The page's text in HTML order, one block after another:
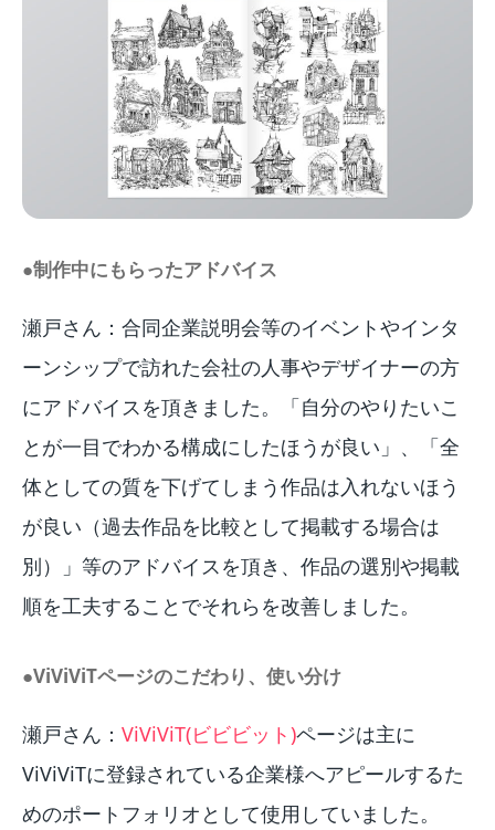
●制作中にもらったアドバイス
瀬戸さん：合同企業説明会等のイベントやインタ
ーンシップで訪れた会社の人事やデザイナーの方
にアドバイスを頂きました。「自分のやりたいこ
とが一目でわかる構成にしたほうが良い」、「全
体としての質を下げてしまう作品は入れないほう
が良い（過去作品を比較として掲載する場合は
別）」等のアドバイスを頂き、作品の選別や掲載
順を工夫することでそれらを改善しました。
●ViViViTページのこだわり、使い分け
瀬戸さん： ViViViT(ビビビット)ページは主に
ViViViTに登録されている企業様へアピールするた
めのポートフォリオとして使用していました。